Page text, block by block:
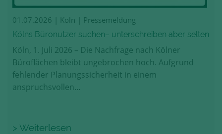
01.07.2026 | Köln | Pressemeldung
Kölns Büronutzer suchen– unterschreiben aber selten
Köln, 1. Juli 2026 – Die Nachfrage nach Kölner
Büroflächen bleibt ungebrochen hoch. Aufgrund
fehlender Planungssicherheit in einem
anspruchsvollen…
> Weiterlesen